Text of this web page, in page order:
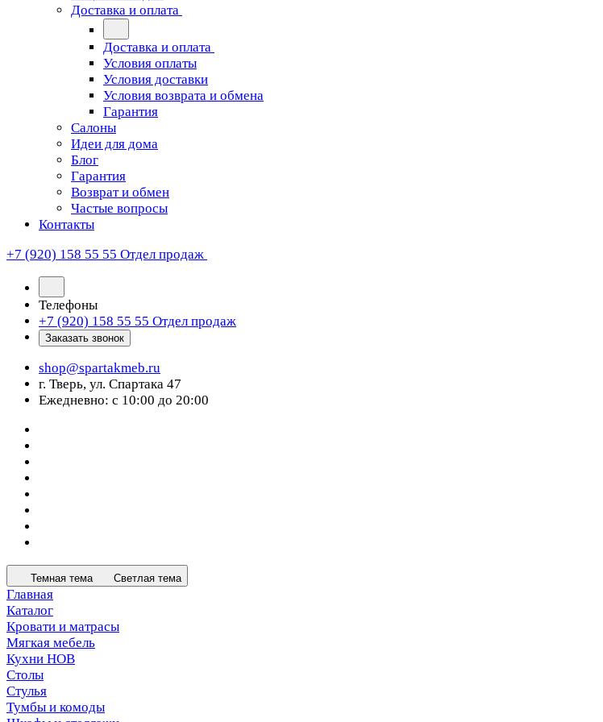
Доставка и оплата
Доставка и оплата
Условия оплаты
Условия доставки
Условия возврата и обмена
Гарантия
Салоны
Идеи для дома
Блог
Гарантия
Возврат и обмен
Частые вопросы
Контакты
+7 (920) 158 55 55 Отдел продаж
Телефоны
+7 (920) 158 55 55 Отдел продаж
Заказать звонок
shop@spartakmeb.ru
г. Тверь, ул. Спартака 47
Ежедневно: с 10:00 до 20:00
Темная тема Светлая тема
Главная
Каталог
Кровати и матрасы
Мягкая мебель
Кухни НОВ
Столы
Стулья
Тумбы и комоды